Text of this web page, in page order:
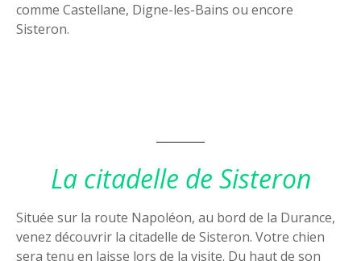
comme Castellane, Digne-les-Bains ou encore
Sisteron.
La citadelle de Sisteron
Située sur la route Napoléon, au bord de la Durance,
venez découvrir la citadelle de Sisteron. Votre chien
sera tenu en laisse lors de la visite. Du haut de son